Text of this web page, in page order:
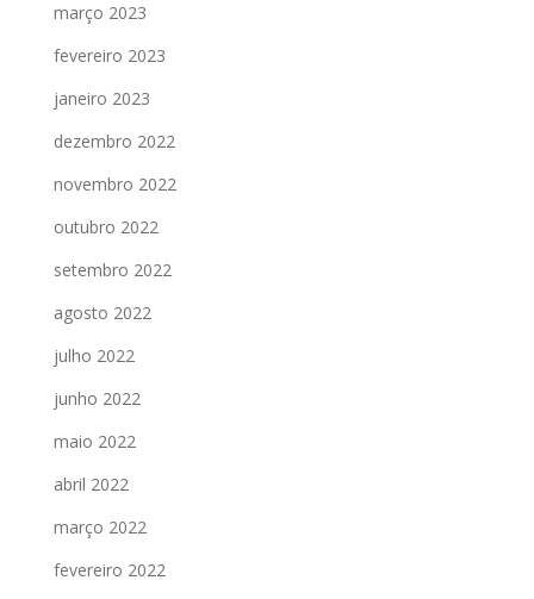
março 2023
fevereiro 2023
janeiro 2023
dezembro 2022
novembro 2022
outubro 2022
setembro 2022
agosto 2022
julho 2022
junho 2022
maio 2022
abril 2022
março 2022
fevereiro 2022